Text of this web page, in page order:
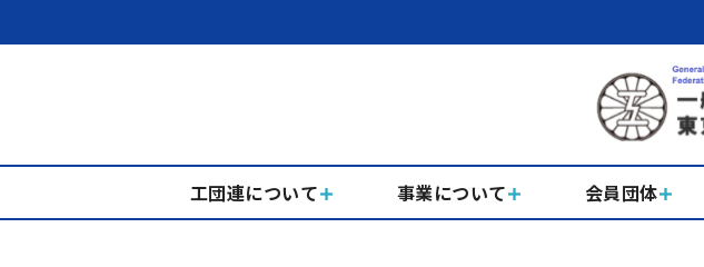
工団連について 事業について 会員団体